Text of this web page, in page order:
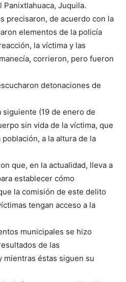
Panixtlahuaca, Juquila.
precisaron, de acuerdo con la
elementos de la policía
la víctima y las
corrieron, pero fueron
detonaciones de
siguiente (19 de enero de
sin vida de la víctima, que
a la altura de la
que, en la actualidad, lleva a
establecer cómo
la comisión de este delito
tengan acceso a la
municipales se hizo
de las
mientras éstas siguen su